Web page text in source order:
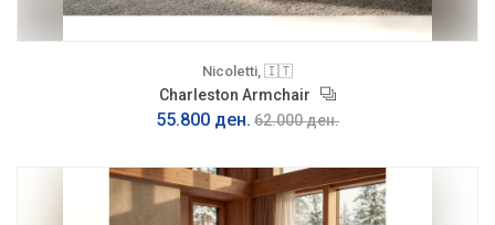
Nicoletti, 🇮🇹
Charleston Armchair
55.800 ден. 62.000 ден.